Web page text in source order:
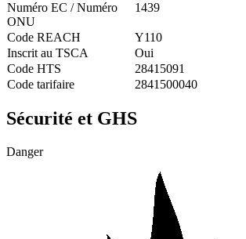
Numéro EC / Numéro
ONU
1439
Code REACH
Y110
Inscrit au TSCA
Oui
Code HTS
28415091
Code tarifaire
2841500040
Sécurité et GHS
Danger